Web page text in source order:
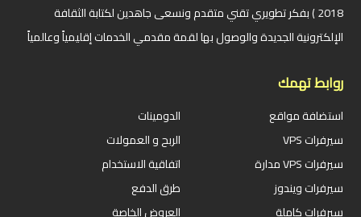
2018 ) بفكر تطويري تقني متقدم ونسعى جاهدين لكتابة الثقافة
الإلكترونية الجديدة والوصول بها لقمة مقدمي الخدمات إقليمياً وعالمياً
روابط تهمك
استضافة مواقع
سيرفرات VPS
سيرفرات VPS مدارة
سيرفرات ويندوز
سيرفرات كاملة
الدومينات
الربح و العمولات
اتفاقية الاستخدام
طرق الدفع
العروض الخاصة